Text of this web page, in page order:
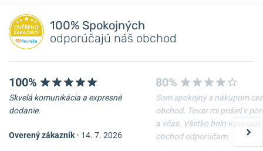
100% Spokojných
odporúčajú náš obchod
100%
Skvelá komunikácia a expresné
dodanie.
Overený zákazník • 14. 7. 2026
80%
Som spokojný s nákupom cez
obchod. Tovar mi prišiel v
a včas. Všetko bolo v
obchod odporúčam.